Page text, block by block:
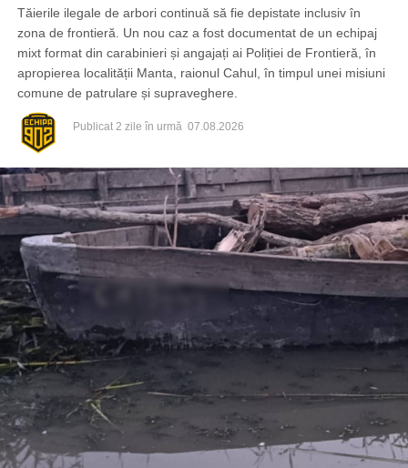
Din fericire, nimeni nu a avut de suferit, iar reprezentanții
comunității au mulțumit atât pompierilor din Drochia, cât și
localnicilor care au intervenit prompt și au contribuit la
limitarea pagubelor.
Tăierile ilegale de arbori continuă să fie depistate inclusiv în
zona de frontieră. Un nou caz a fost documentat de un echipaj
mixt format din carabinieri și angajați ai Poliției de Frontieră, în
apropierea localității Manta, raionul Cahul, în timpul unei misiuni
comune de patrulare și supraveghere.
Publicat 2 zile în urmă 07.08.2026